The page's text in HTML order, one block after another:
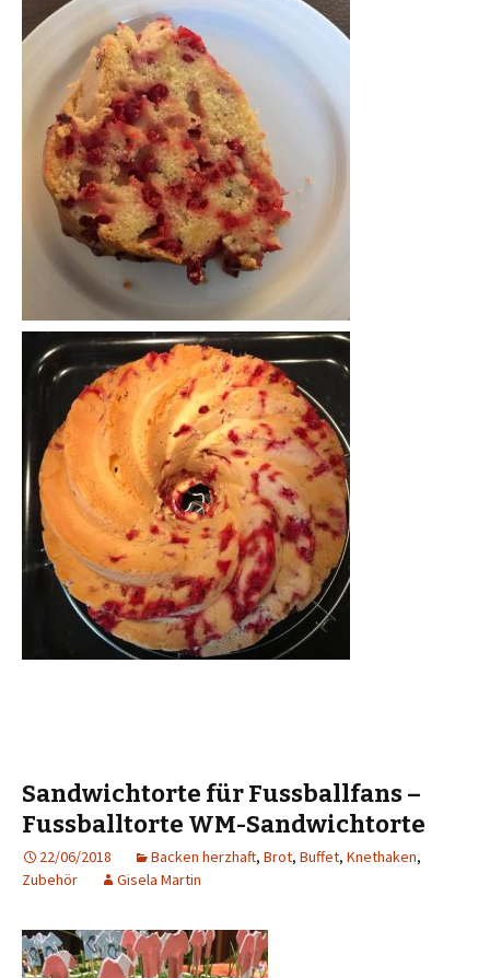
Sandwichtorte für Fussballfans –
Fussballtorte WM-Sandwichtorte
22/06/2018 Backen herzhaft, Brot, Buffet, Knethaken,
Zubehör
Gisela Martin